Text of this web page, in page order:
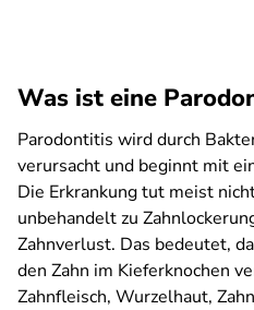
Was ist eine
Parodontitis wird durch
verursacht und beginnt mit
Die Erkrankung tut meist
unbehandelt zu
Zahnverlust. Das bedeutet,
den Zahn im Kieferknochen
Zahnfleisch, Wurzelhaut,